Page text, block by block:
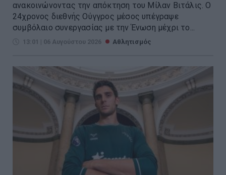
ανακοινώνοντας την απόκτηση του Μίλαν Βιτάλις. Ο
24χρονος διεθνής Ούγγρος μέσος υπέγραψε
συμβόλαιο συνεργασίας με την Ένωση μέχρι το...
13:01 | 06 Αυγούστου 2026 Αθλητισμός